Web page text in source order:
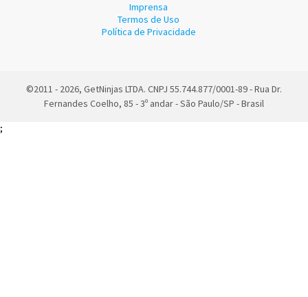
Imprensa
Termos de Uso
Política de Privacidade
©2011 - 2026, GetNinjas LTDA. CNPJ 55.744.877/0001-89 - Rua Dr.
Fernandes Coelho, 85 - 3º andar - São Paulo/SP - Brasil
;